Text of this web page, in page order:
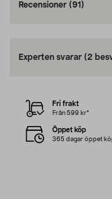
Recensioner (91)
Experten svarar (2
Fri frakt
Från 599 kr*
Öppet köp
365 dagar öppet